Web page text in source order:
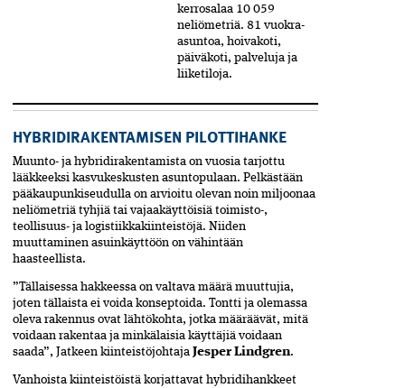
kerrosalaa 10 059
neliömetriä. 81 vuokra-
asuntoa, hoivakoti,
päiväkoti, palveluja ja
liike­tiloja.
HYBRIDIRAKENTAMISEN PILOTTIHANKE
Muunto- ja hybridirakentamista on vuosia tarjottu
lääkkeeksi kasvukeskusten asuntopulaan. Pelkästään
pääkaupunkiseudulla on arvioitu olevan noin miljoonaa
neliömetriä tyhjiä tai vajaakäyttöisiä toimisto-,
teollisuus- ja logistiikkakiinteistöjä. Niiden
muuttaminen asuinkäyttöön on vähintään
haasteellista.
”Tällaisessa hakkeessa on valtava määrä muuttujia,
joten tällaista ei voida konseptoida. Tontti ja olemassa
oleva rakennus ovat lähtökohta, jotka määräävät, mitä
voidaan rakentaa ja minkälaisia käyttäjiä voidaan
saada”, Jatkeen kiinteistöjohtaja Jesper Lindgren.
Vanhoista kiinteistöistä korjattavat hybridihankkeet